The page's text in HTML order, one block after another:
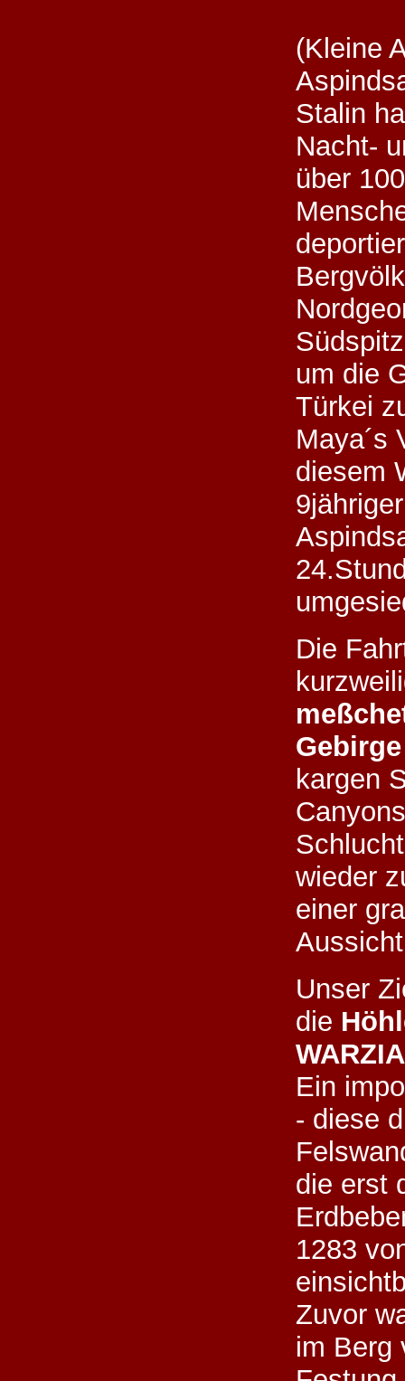
(Kleine
Stalin
Nacht-
über
um die
Türkei
Maya´s
diesem
Die
Gebirge
kargen
wieder
einer
Unser
die
WARZIA
Ein
- diese
die erst
1283
Zuvor
im Berg